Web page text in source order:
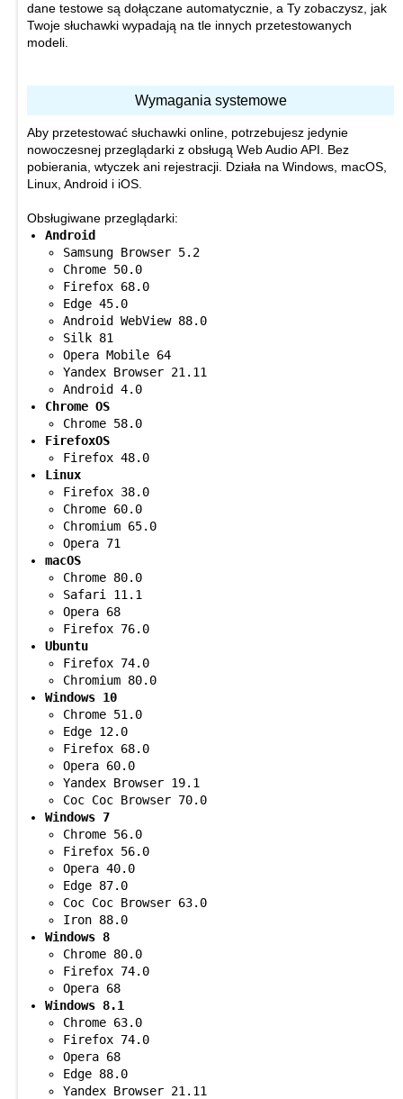
dane testowe są dołączane automatycznie, a Ty zobaczysz, jak
Twoje słuchawki wypadają na tle innych przetestowanych
modeli.
Wymagania systemowe
Aby przetestować słuchawki online, potrzebujesz jedynie
nowoczesnej przeglądarki z obsługą Web Audio API. Bez
pobierania, wtyczek ani rejestracji. Działa na Windows, macOS,
Linux, Android i iOS.
Obsługiwane przeglądarki:
Android
Samsung Browser 5.2
Chrome 50.0
Firefox 68.0
Edge 45.0
Android WebView 88.0
Silk 81
Opera Mobile 64
Yandex Browser 21.11
Android 4.0
Chrome OS
Chrome 58.0
FirefoxOS
Firefox 48.0
Linux
Firefox 38.0
Chrome 60.0
Chromium 65.0
Opera 71
macOS
Chrome 80.0
Safari 11.1
Opera 68
Firefox 76.0
Ubuntu
Firefox 74.0
Chromium 80.0
Windows 10
Chrome 51.0
Edge 12.0
Firefox 68.0
Opera 60.0
Yandex Browser 19.1
Coc Coc Browser 70.0
Windows 7
Chrome 56.0
Firefox 56.0
Opera 40.0
Edge 87.0
Coc Coc Browser 63.0
Iron 88.0
Windows 8
Chrome 80.0
Firefox 74.0
Opera 68
Windows 8.1
Chrome 63.0
Firefox 74.0
Opera 68
Edge 88.0
Yandex Browser 21.11